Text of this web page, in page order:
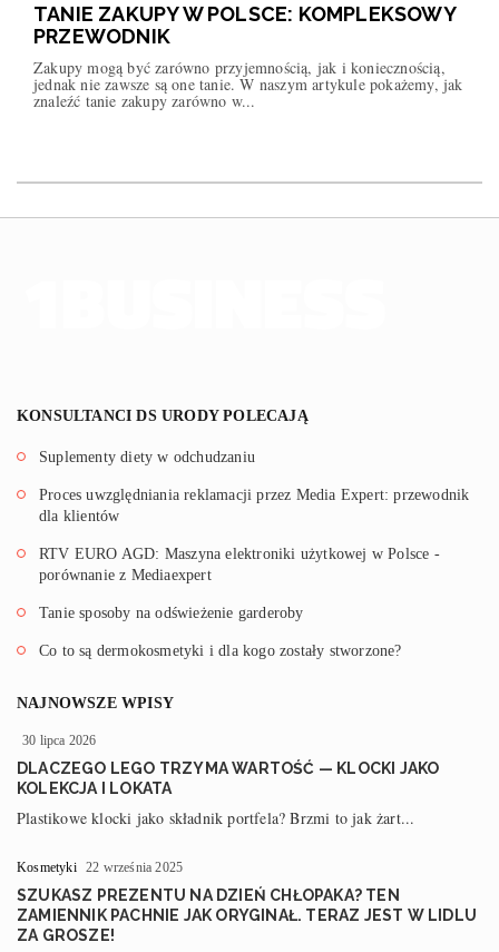
TANIE ZAKUPY W POLSCE: KOMPLEKSOWY
PRZEWODNIK
Zakupy mogą być zarówno przyjemnością, jak i koniecznością,
jednak nie zawsze są one tanie. W naszym artykule pokażemy, jak
znaleźć tanie zakupy zarówno w...
KONSULTANCI DS URODY POLECAJĄ
Suplementy diety w odchudzaniu
Proces uwzględniania reklamacji przez Media Expert: przewodnik
dla klientów
RTV EURO AGD: Maszyna elektroniki użytkowej w Polsce -
porównanie z Mediaexpert
Tanie sposoby na odświeżenie garderoby
Co to są dermokosmetyki i dla kogo zostały stworzone?
NAJNOWSZE WPISY
30 lipca 2026
DLACZEGO LEGO TRZYMA WARTOŚĆ — KLOCKI JAKO
KOLEKCJA I LOKATA
Plastikowe klocki jako składnik portfela? Brzmi to jak żart...
Kosmetyki 22 września 2025
SZUKASZ PREZENTU NA DZIEŃ CHŁOPAKA? TEN
ZAMIENNIK PACHNIE JAK ORYGINAŁ. TERAZ JEST W LIDLU
ZA GROSZE!